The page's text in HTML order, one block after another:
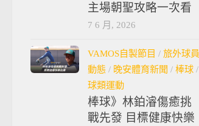
主場朝聖攻略一次看
7 6 月, 2026
VAMOS自製節目 / 旅外球員
動態 / 晚安體育新聞 / 棒球 /
球類運動
棒球》林鉑濬傷癒挑
戰先發 目標健康快樂